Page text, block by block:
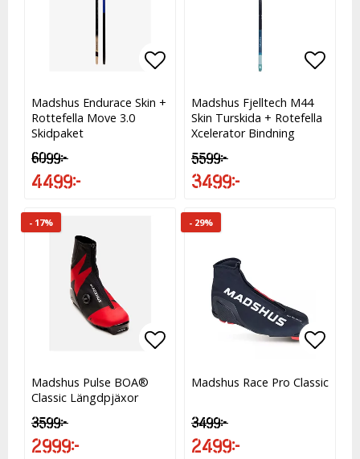
Lägg till i favoritlistan
Lägg till i favoritlistan
Madshus Endurace Skin +
Rottefella Move 3.0
Skidpaket
6 099 kr
4 499 kr
Lägg
Lägg
Madshus Fjelltech M44
Skin Turskida + Rotefella
Xcelerator Bindning
5 599 kr
3 499 kr
- 17%
Lägg till i favoritlistan
Lägg till i favoritlistan
Madshus Pulse BOA®
Classic Längdpjäxor
3 599 kr
2 999 kr
- 29%
Madshus Race Pro Classic
3 499 kr
2 499 kr